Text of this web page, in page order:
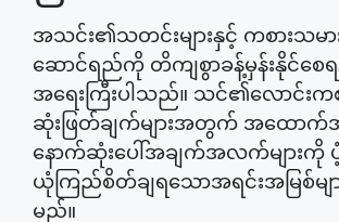
အသင်း၏သတင်းများနှင့် ကစားသမား
ဆောင်ရည်ကို တိကျစွာခန့်မှန်းနိုင်စ
အရေးကြီးပါသည်။ သင်၏လောင်းကစ
ဆုံးဖြတ်ချက်များအတွက် အထောက်
နောက်ဆုံးပေါ်အချက်အလက်များကို
ယုံကြည်စိတ်ချရသောအရင်းအမြစ်မျာ
မည်။